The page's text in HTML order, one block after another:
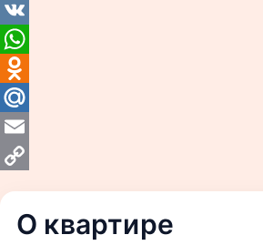
Telegram
VK
WhatsApp
Odnoklassniki
Mail.Ru
Email
LinkО квартире